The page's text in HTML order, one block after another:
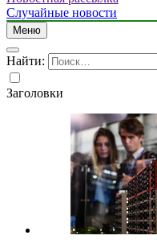
Случайные новости
Меню
Найти:
Заголовки